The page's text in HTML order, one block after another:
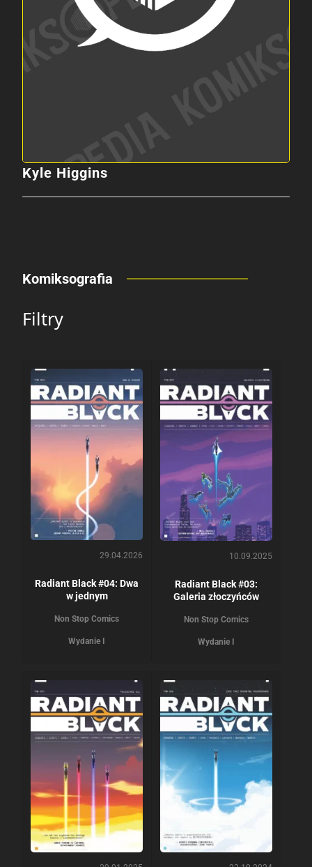
Kyle Higgins
Komiksografia
Filtry
29.04.2026
Radiant Black #04: Dwa
w jednym
Non Stop Comics
Wydanie I
10.09.2025
Radiant Black #03:
Galeria złoczyńców
Non Stop Comics
Wydanie I